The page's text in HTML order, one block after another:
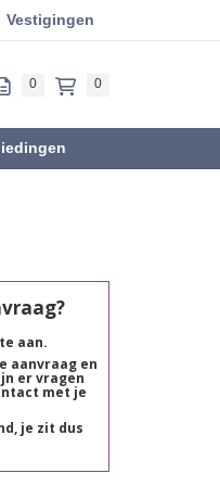
Vestigingen
0 0
aan.
aanvraag en
er vragen
met je
je zit dus